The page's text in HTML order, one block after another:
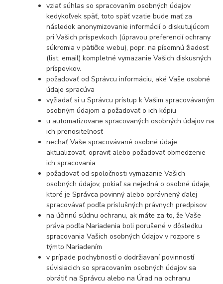
vziať súhlas so spracovaním osobných údajov
kedykoľvek späť, toto späť vzatie bude mať za
následok anonymizovanie informácií o diskutujúcom
pri Vašich príspevkoch (úpravou preferencií ochrany
súkromia v pätičke webu), popr. na písomnú žiadosť
(list, email) kompletné vymazanie Vašich diskusných
príspevkov.
požadovať od Správcu informáciu, aké Vaše osobné
údaje spracúva
vyžiadať si u Správcu prístup k Vašim spracovávaným
osobným údajom a požadovať o ich kópiu
u automatizovane spracovaných osobných údajov na
ich prenositeľnosť
nechať Vaše spracovávané osobné údaje
aktualizovať, opraviť alebo požadovať obmedzenie
ich spracovania
požadovať od spoločnosti vymazanie Vašich
osobných údajov, pokiaľ sa nejedná o osobné údaje,
ktoré je Správca povinný alebo oprávnený ďalej
spracovávať podľa príslušných právnych predpisov
na účinnú súdnu ochranu, ak máte za to, že Vaše
práva podľa Nariadenia boli porušené v dôsledku
spracovania Vašich osobných údajov v rozpore s
týmto Nariadením
v prípade pochybností o dodržiavaní povinností
súvisiacich so spracovaním osobných údajov sa
obrátiť na Správcu alebo na Úrad na ochranu